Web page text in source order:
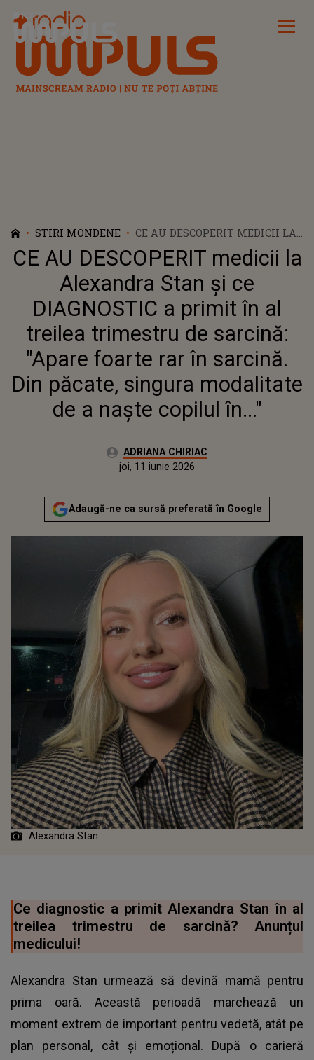
Radio Impuls
STIRI MONDENE
CE AU DESCOPERIT MEDICII LA
ALEXANDRA STAN ȘI CE
DIAGNOSTIC A PRIMIT ÎN AL
TREILEA TRIMESTRU DE
SARCINĂ: "APARE FOARTE RAR
ÎN SARCINĂ. DIN PĂCATE,
SINGURA MODALITATE DE A
NAȘTE COPILUL ÎN..."
CE AU DESCOPERIT medicii la
Alexandra Stan și ce
DIAGNOSTIC a primit în al
treilea trimestru de sarcină:
"Apare foarte rar în sarcină.
Din păcate, singura modalitate
de a naște copilul în..."
Autor:ADRIANA CHIRIAC
Publicat:
joi, 11 iunie 2026
Adaugă-ne ca sursă preferată în Google
Alexandra Stan
Ce diagnostic a primit Alexandra Stan în al
treilea trimestru de sarcină? Anunțul
medicului!
Alexandra Stan urmează să devină mamă pentru
prima oară. Această perioadă marchează un
moment extrem de important pentru vedetă, atât pe
plan personal, cât și emoțional. După o carieră